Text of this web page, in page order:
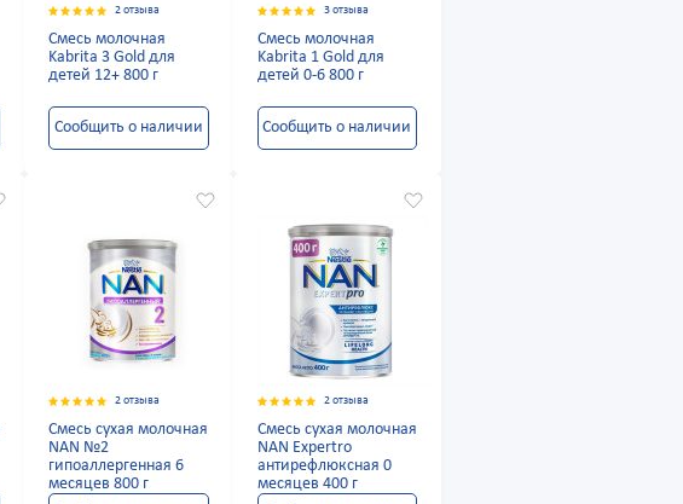
2 отзыва
Смесь молочная
Kabrita 3 Gold для
детей 12+ 800 г
Сообщить о наличии
3 отзыва
Смесь молочная
Kabrita 1 Gold для
детей 0-6 800 г
Сообщить о наличии
2 отзыва
Смесь сухая молочная
NAN №2
гипоаллергенная 6
месяцев 800 г
2 отзыва
Смесь сухая молочная
NAN Expertro
антирефлюксная 0
месяцев 400 г